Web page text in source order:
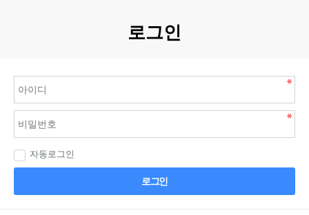
로그인
자동로그인
로그인